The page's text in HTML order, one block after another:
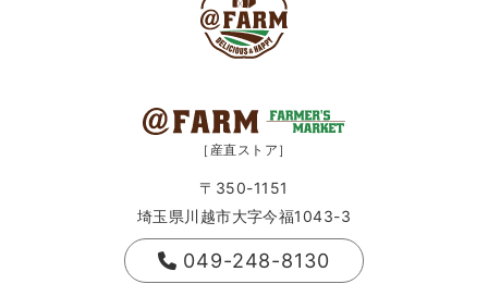
［産直ストア］
〒350-1151
埼玉県川越市大字今福1043-3
049-248-8130